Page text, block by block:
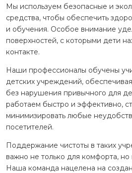
Мы используем безопасные и
средства, чтобы обеспечить
и обучения. Особое внимание
поверхностей, с которыми дети
контакте.
Наши профессионалы обучены
детских учреждений,
без нарушения привычного для
работаем быстро и эффективно,
минимизировать любые
посетителей.
Поддержание чистоты в таких
важно не только для комфорта, но
Наша команда нацелена на